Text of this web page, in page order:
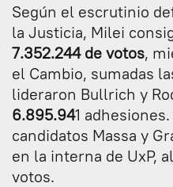
Según el escrutinio
la Justicia, Milei
7.352.244 de votos,
el Cambio, sumadas
lideraron Bullrich y
6.895.941
candidatos Massa y
en la interna de UxP,
votos.